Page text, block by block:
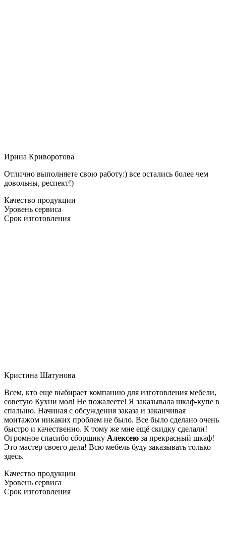
Ирина Криворотова
Отлично выполняете свою работу:) все остались более чем
довольны, респект!)
Качество продукции
Уровень сервиса
Срок изготовления
Кристина Шатунова
Всем, кто еще выбирает компанию для изготовления мебели,
советую Кухни мол! Не пожалеете! Я заказывала шкаф-купе в
спальню. Начиная с обсуждения заказа и заканчивая
монтажом никаких проблем не было. Все было сделано очень
быстро и качественно. К тому же мне ещё скидку сделали!
Огромное спасибо сборщику Алексею за прекрасный шкаф!
Это мастер своего дела! Всю мебель буду заказывать только
здесь.
Качество продукции
Уровень сервиса
Срок изготовления